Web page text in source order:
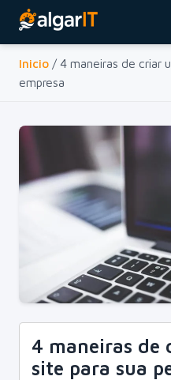
Inicio / 4 maneiras de criar
empresa
4 maneiras de
site para sua